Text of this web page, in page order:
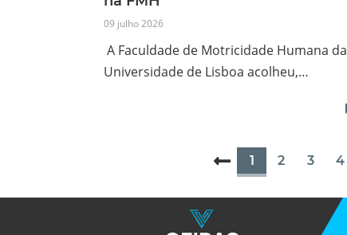
09 julho 2026
A Faculdade de Motricidade Humana da
Universidade de Lisboa acolheu,…
1 2 3 4